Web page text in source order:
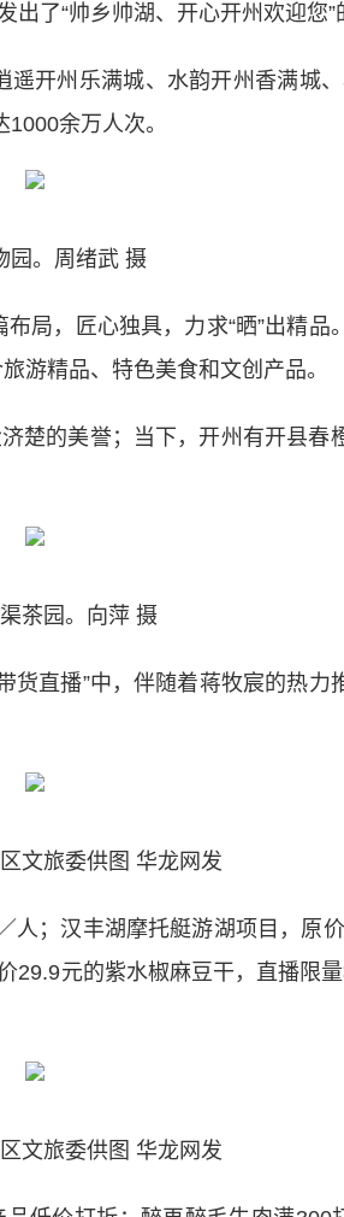
了“帅乡帅湖、开心开州欢迎您”
州乐满城、水韵开州香满城、
余万人次。
园。周绪武 摄
局，匠心独具，力求“晒”出精品
游精品、特色美食和文创产品。
的美誉；当下，开州有开县春
茶园。向萍 摄
直播”中，伴随着蒋牧宸的热力
文旅委供图 华龙网发
；汉丰湖摩托艇游湖项目，原
29.9元的紫水椒麻豆干，直播限
文旅委供图 华龙网发